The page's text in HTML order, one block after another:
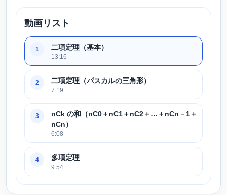
動画リスト
1 二項定理（基本）
13:16
2 二項定理（パスカルの三角形）
7:19
3
nCk の和（nC0＋nC1＋nC2＋…＋nCn－1＋
nCn）
6:08
4 多項定理
9:54